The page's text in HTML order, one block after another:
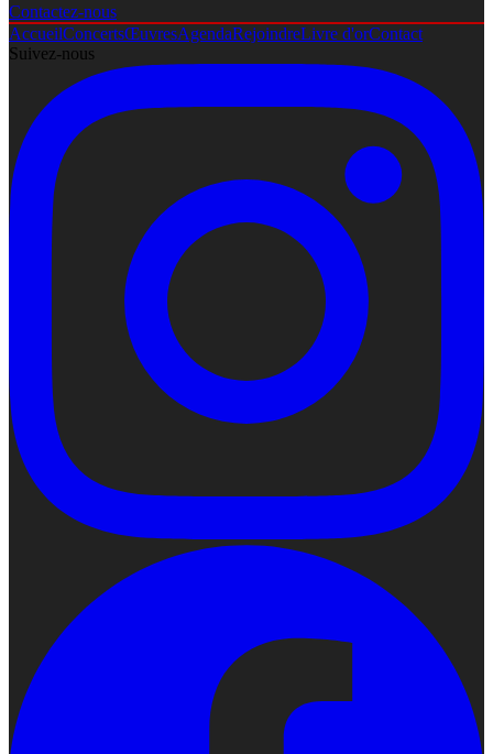
Contactez-nous
AccueilConcertsŒuvresAgendaRejoindreLivre d'orContact
Suivez-nous